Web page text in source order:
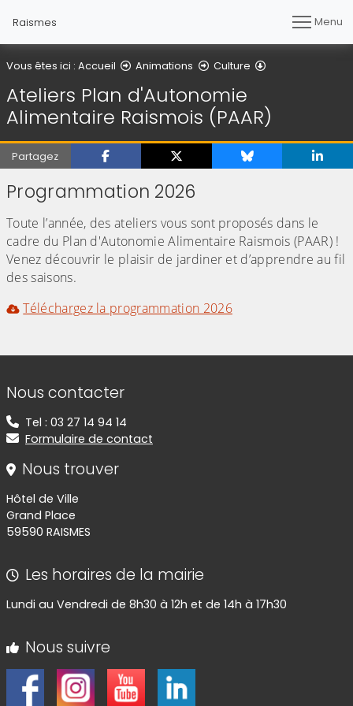
Raismes Menu
Vous êtes ici : Accueil Animations Culture
Ateliers Plan d'Autonomie
Alimentaire Raismois (PAAR)
Partagez
Programmation 2026
Toute l’année, des ateliers vous sont proposés dans le
cadre du Plan d'Autonomie Alimentaire Raismois (PAAR) !
Venez découvrir le plaisir de jardiner et d’apprendre au fil
des saisons.
Téléchargez la programmation 2026
Informations de contact
Nous contacter
Tel : 03 27 14 94 14
Formulaire de contact
Nous trouver
Hôtel de Ville
Grand Place
59590 RAISMES
Les horaires de la mairie
Lundi au Vendredi de 8h30 à 12h et de 14h à 17h30
Nous suivre